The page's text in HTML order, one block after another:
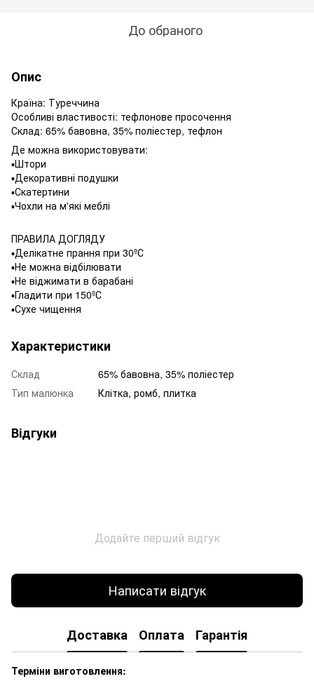
До обраного
Опис
Країна: Туреччина
Особливі властивості: тефлонове просочення
Склад: 65% бавовна, 35% поліестер, тефлон
Де можна використовувати:
▪️Штори
▪️Декоративні подушки
▪️Скатертини
▪️Чохли на м'які меблі
ПРАВИЛА ДОГЛЯДУ
▪️Делікатне прання при 30ºС
▪️Не можна відбілювати
▪️Не віджимати в барабані
▪️Гладити при 150ºС
▪️Сухе чищення
Характеристики
Склад
65% бавовна, 35% поліестер
Тип малюнка
Клітка, ромб, плитка
Відгуки
Додайте перший відгук
Написати відгук
Доставка Оплата Гарантія
Терміни виготовлення: